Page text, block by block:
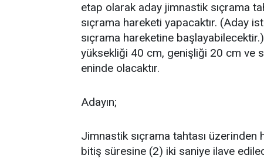
etap olarak aday jimnastik sıçrama
sıçrama hareketi yapacaktır. (Aday
sıçrama hareketine
yüksekliği 40 cm, genişliği 20 cm ve
eninde olacaktır.
Adayın;
Jimnastik sıçrama tahtası üzerinden
bitiş süresine (2) iki saniye ilave